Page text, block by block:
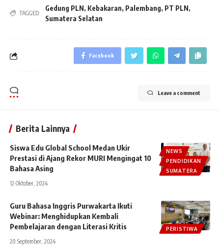
TAGGED:
Gedung PLN, Kebakaran, Palembang, PT PLN,
Sumatera Selatan
Facebook
Leave a comment
Berita Lainnya
NEWS
PENDIDIKAN
SUMATERA
Siswa Edu Global School Medan Ukir
Prestasi di Ajang Rekor MURI Mengingat 10
Bahasa Asing
12 Oktober, 2024
PERISTIWA
Guru Bahasa Inggris Purwakarta Ikuti
Webinar: Menghidupkan Kembali
Pembelajaran dengan Literasi Kritis
20 September, 2024